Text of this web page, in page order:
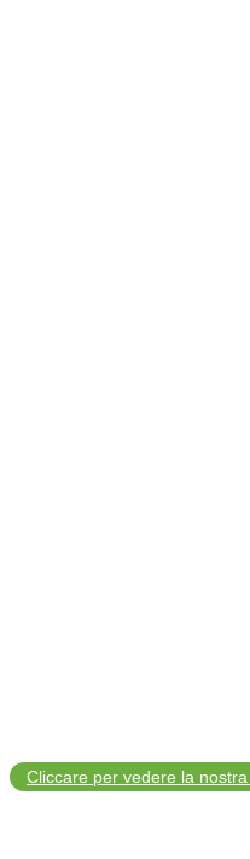
Cliccare per vedere la